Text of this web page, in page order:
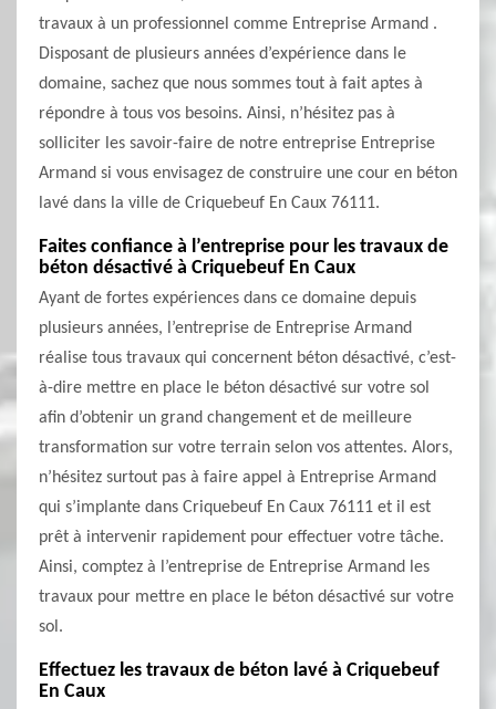
travaux à un professionnel comme Entreprise Armand .
Disposant de plusieurs années d’expérience dans le
domaine, sachez que nous sommes tout à fait aptes à
répondre à tous vos besoins. Ainsi, n’hésitez pas à
solliciter les savoir-faire de notre entreprise Entreprise
Armand si vous envisagez de construire une cour en béton
lavé dans la ville de Criquebeuf En Caux 76111.
Faites confiance à l’entreprise pour les travaux de
béton désactivé à Criquebeuf En Caux
Ayant de fortes expériences dans ce domaine depuis
plusieurs années, l’entreprise de Entreprise Armand
réalise tous travaux qui concernent béton désactivé, c’est-
à-dire mettre en place le béton désactivé sur votre sol
afin d’obtenir un grand changement et de meilleure
transformation sur votre terrain selon vos attentes. Alors,
n’hésitez surtout pas à faire appel à Entreprise Armand
qui s’implante dans Criquebeuf En Caux 76111 et il est
prêt à intervenir rapidement pour effectuer votre tâche.
Ainsi, comptez à l’entreprise de Entreprise Armand les
travaux pour mettre en place le béton désactivé sur votre
sol.
Effectuez les travaux de béton lavé à Criquebeuf
En Caux